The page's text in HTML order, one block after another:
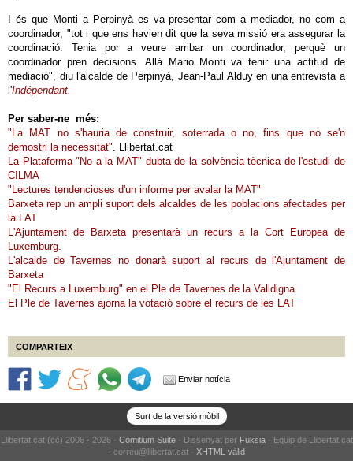
I és que Monti a Perpinyà es va presentar com a mediador, no com a
coordinador, "tot i que ens havien dit que la seva missió era assegurar la
coordinació. Tenia por a veure arribar un coordinador, perquè un
coordinador pren decisions. Allà Mario Monti va tenir una actitud de
mediació", diu l'alcalde de Perpinyà, Jean-Paul Alduy en una entrevista a
l'Indépendant.
Per saber-ne més:
"La MAT no s'hauria de construir, soterrada o no, fins que no se'n
demostri la necessitat". Llibertat.cat
La Plataforma "No a la MAT" dubta de la solvència tècnica de l'estudi de
CILMA
"Lectures tendencioses d'un informe per avalar la MAT"
Barxeta rep un ampli suport dels alcaldes de les poblacions afectades per
la LAT
L'Ajuntament de Barxeta presentarà un recurs a la Cort Europea de
Luxemburg.
L'alcalde de Tavernes no donarà suport al recurs de l'Ajuntament de
Barxeta
"El Recurs a Luxemburg" en el Ple de Tavernes de la Valldigna
El Ple de Tavernes ajorna la votació sobre el recurs de les LAT
COMPARTEIX
Enviar notícia
Surt de la versió mòbil
Llibertat.cat (cc) 2006 - 2026 · Comitium Suite· Dissenyat per Fuksia· Equip de Llibertat.cat
- correu@llibertat.cat · XHTML vàlid